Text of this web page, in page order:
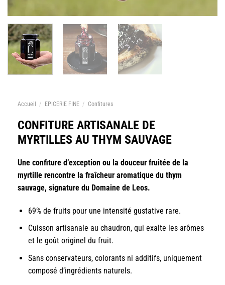
Accueil / EPICERIE FINE / Confitures
CONFITURE ARTISANALE DE
MYRTILLES AU THYM SAUVAGE
Une confiture d’exception ou la douceur fruitée de la
myrtille rencontre la fraîcheur aromatique du thym
sauvage, signature du Domaine de Leos.
69% de fruits pour une intensité gustative rare.
Cuisson artisanale au chaudron, qui exalte les arômes
et le goût originel du fruit.
Sans conservateurs, colorants ni additifs, uniquement
composé d’ingrédients naturels.